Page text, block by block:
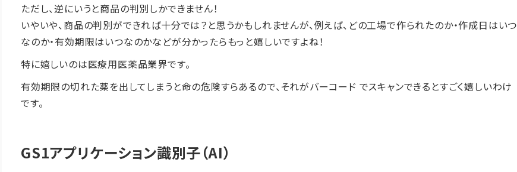
ただし、逆にいうと商品の判別しかできません！
いやいや、商品の判別ができれば十分では？と思うかもしれませんが、例えば、どの工場で作られたのか・作成日はいつ
なのか・有効期限はいつなのかなどが分かったらもっと嬉しいですよね！
特に嬉しいのは医療用医薬品業界です。
有効期限の切れた薬を出してしまうと命の危険すらあるので、それがバーコード でスキャンできるとすごく嬉しいわけ
です。
GS1アプリケーション識別子（AI）